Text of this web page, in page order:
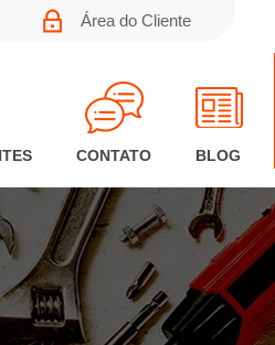
Área do Cliente
CONTATO BLOG